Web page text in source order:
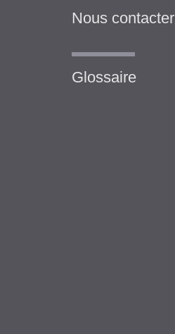
Nous contacter
Glossaire